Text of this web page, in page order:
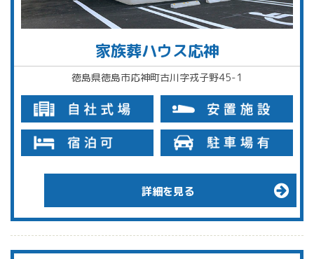
家族葬ハウス応神
徳島県徳島市応神町古川字戎子野45-1
詳細を見る